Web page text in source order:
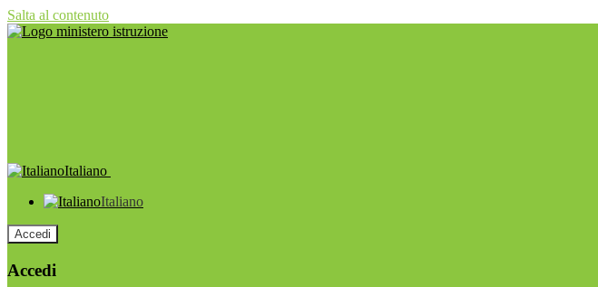
Salta al contenuto
Italiano
Italiano
Accedi
Accedi